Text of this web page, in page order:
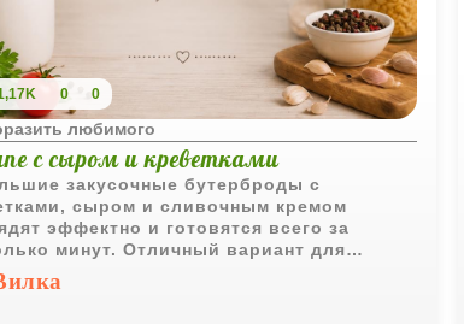
0 0
любимого
с сыром и креветками
закусочные бутерброды с
сыром и сливочным кремом
эффектно и готовятся всего за
минут. Отличный вариант для
стола и фуршетной подачи.